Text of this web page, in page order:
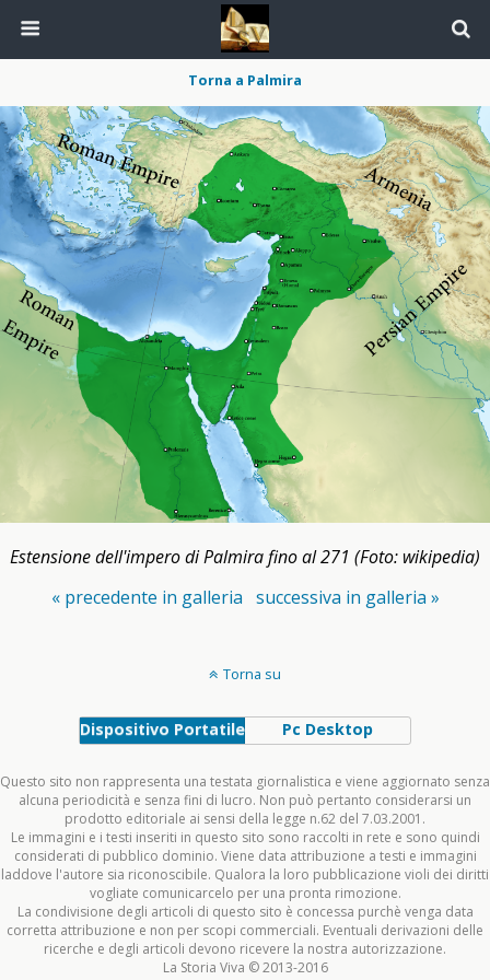
Torna a Palmira
Estensione dell'impero di Palmira fino al 271 (Foto: wikipedia)
« precedente in galleria successiva in galleria »
Torna su
Dispositivo Portatile Pc Desktop
Questo sito non rappresenta una testata giornalistica e viene aggiornato senza
alcuna periodicità e senza fini di lucro. Non può pertanto considerarsi un
prodotto editoriale ai sensi della legge n.62 del 7.03.2001.
Le immagini e i testi inseriti in questo sito sono raccolti in rete e sono quindi
considerati di pubblico dominio. Viene data attribuzione a testi e immagini
laddove l'autore sia riconoscibile. Qualora la loro pubblicazione violi dei diritti
vogliate comunicarcelo per una pronta rimozione.
La condivisione degli articoli di questo sito è concessa purchè venga data
corretta attribuzione e non per scopi commerciali. Eventuali derivazioni delle
ricerche e degli articoli devono ricevere la nostra autorizzazione.
La Storia Viva © 2013-2016